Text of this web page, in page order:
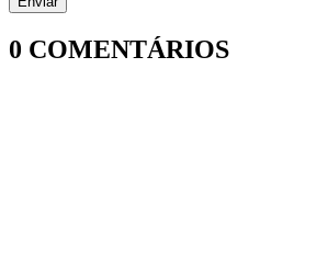
0 COMENTÁRIOS